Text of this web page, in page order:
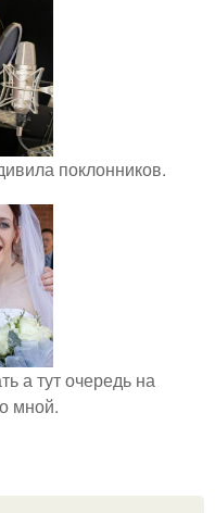
поклонников.
а тут очередь на
мной.